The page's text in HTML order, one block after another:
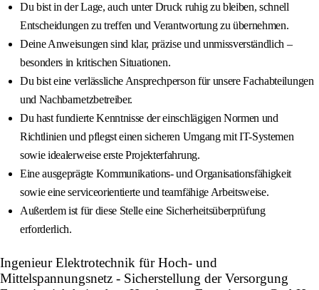
Du bist in der Lage, auch unter Druck ruhig zu bleiben, schnell
Entscheidungen zu treffen und Verantwortung zu übernehmen.
Deine Anweisungen sind klar, präzise und unmissverständlich –
besonders in kritischen Situationen.
Du bist eine verlässliche Ansprechperson für unsere Fachabteilungen
und Nachbarnetzbetreiber.
Du hast fundierte Kenntnisse der einschlägigen Normen und
Richtlinien und pflegst einen sicheren Umgang mit IT-Systemen
sowie idealerweise erste Projekterfahrung.
Eine ausgeprägte Kommunikations- und Organisationsfähigkeit
sowie eine serviceorientierte und teamfähige Arbeitsweise.
Außerdem ist für diese Stelle eine Sicherheitsüberprüfung
erforderlich.
Ingenieur Elektrotechnik für Hoch- und
Mittelspannungsnetz - Sicherstellung der Versorgung